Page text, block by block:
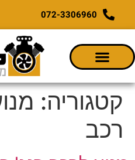
072-3306960
קטגוריה:
רכב